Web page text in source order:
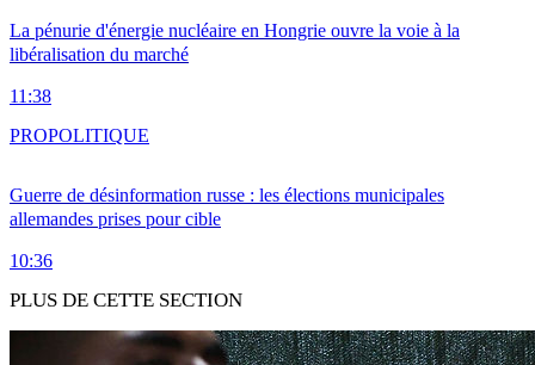
La pénurie d'énergie nucléaire en Hongrie ouvre la voie à la
libéralisation du marché
11:38
Guerre de désinformation russe : les élections municipales
allemandes prises pour cible
10:36
PROPOLITIQUE
PLUS DE CETTE SECTION